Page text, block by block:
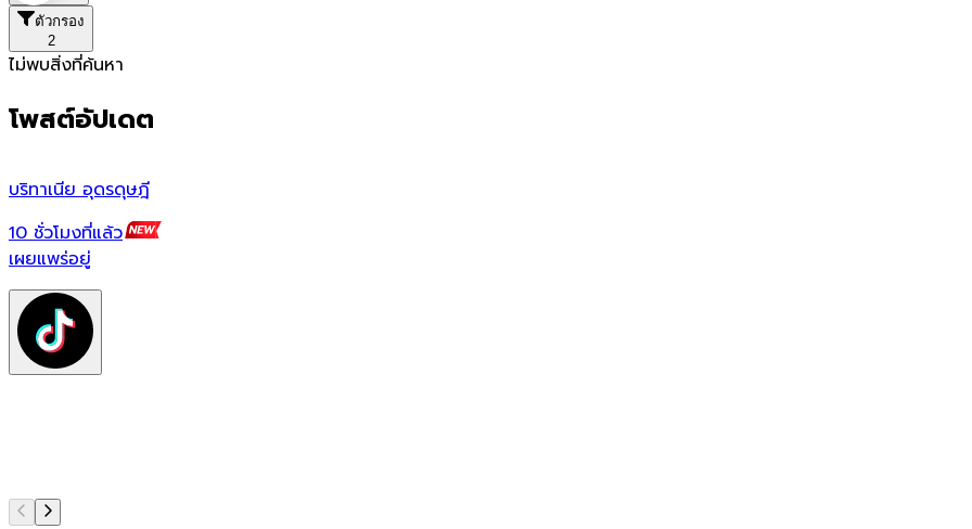
ตัวกรอง
2
ไม่พบสิ่งที่ค้นหา
โพสต์อัปเดต
บริทาเนีย อุดรดุษฎี
10 ชั่วโมงที่แล้ว
เผยแพร่อยู่